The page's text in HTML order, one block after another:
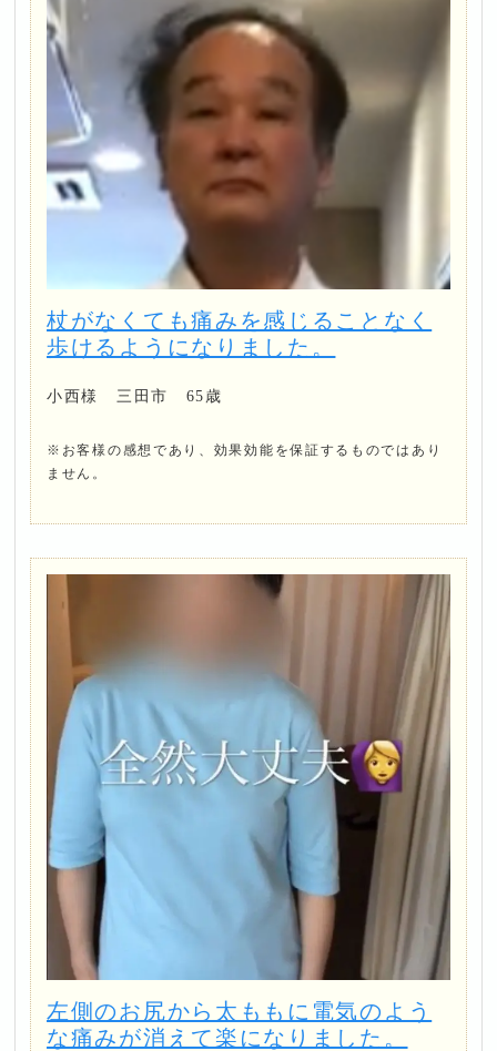
杖がなくても痛みを感じることなく
歩けるようになりました。
小西様 三田市 65歳
※お客様の感想であり、効果効能を保証するものではあり
ません。
左側のお尻から太ももに電気のよう
な痛みが消えて楽になりました。